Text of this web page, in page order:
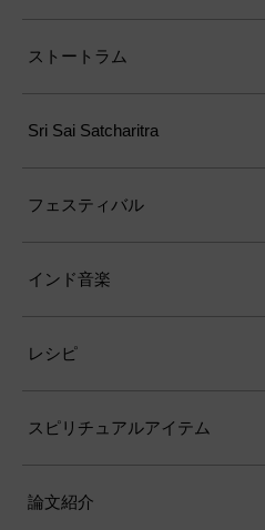
ストートラム
Sri Sai Satcharitra
フェスティバル
インド音楽
レシピ
スピリチュアルアイテム
論文紹介